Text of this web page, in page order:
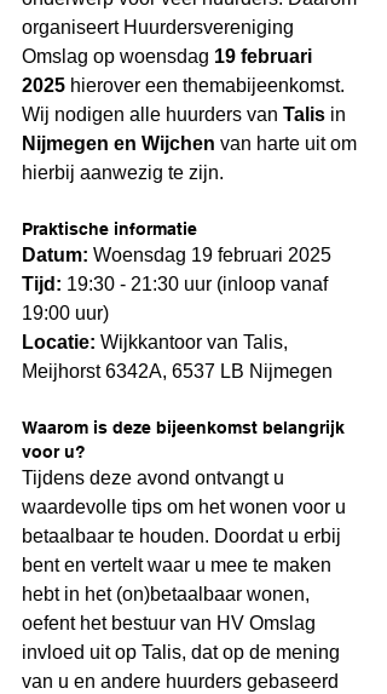
organiseert Huurdersvereniging
Omslag op woensdag 19 februari
2025 hierover een themabijeenkomst.
Wij nodigen alle huurders van Talis in
Nijmegen en Wijchen van harte uit om
hierbij aanwezig te zijn.
Praktische informatie
Datum: Woensdag 19 februari 2025
Tijd: 19:30 - 21:30 uur (inloop vanaf
19:00 uur)
Locatie: Wijkkantoor van Talis,
Meijhorst 6342A, 6537 LB Nijmegen
Waarom is deze bijeenkomst belangrijk
voor u?
Tijdens deze avond ontvangt u
waardevolle tips om het wonen voor u
betaalbaar te houden. Doordat u erbij
bent en vertelt waar u mee te maken
hebt in het (on)betaalbaar wonen,
oefent het bestuur van HV Omslag
invloed uit op Talis, dat op de mening
van u en andere huurders gebaseerd